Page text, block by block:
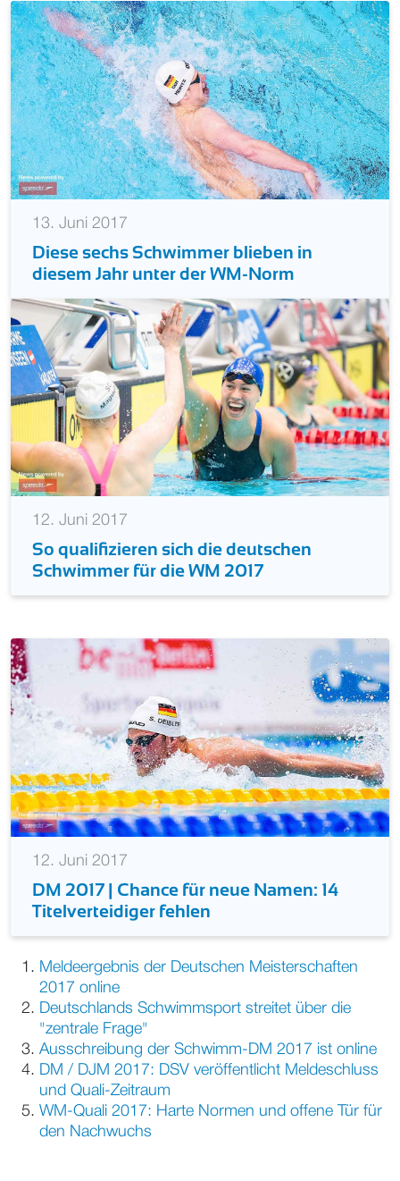
13. Juni 2017
Diese sechs Schwimmer blieben in
diesem Jahr unter der WM-Norm
12. Juni 2017
So qualifizieren sich die deutschen
Schwimmer für die WM 2017
12. Juni 2017
DM 2017 | Chance für neue Namen: 14
Titelverteidiger fehlen
Meldeergebnis der Deutschen Meisterschaften
2017 online
Deutschlands Schwimmsport streitet über die
"zentrale Frage"
Ausschreibung der Schwimm-DM 2017 ist online
DM / DJM 2017: DSV veröffentlicht Meldeschluss
und Quali-Zeitraum
WM-Quali 2017: Harte Normen und offene Tür für
den Nachwuchs